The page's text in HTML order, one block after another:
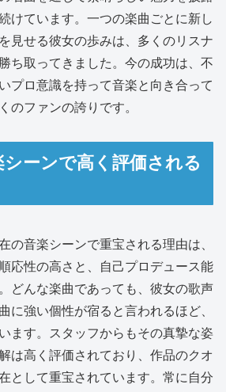
けています。一つの楽曲ごとに新し
見せる彼女の歩みは、多くのリスナ
ち取ってきました。今の成功は、不
プロ意識を持って音楽と向き合って
のファンの誇りです。
ーンで高く評価される
の音楽シーンで重宝される理由は、
応性の高さと、自己プロデュース能
どんな楽曲であっても、彼女の歌声
に強い個性が宿ると言われるほど、
ます。スタッフからもその真摯な姿
は高く評価されており、作品のクオ
として重宝されています。常に自分